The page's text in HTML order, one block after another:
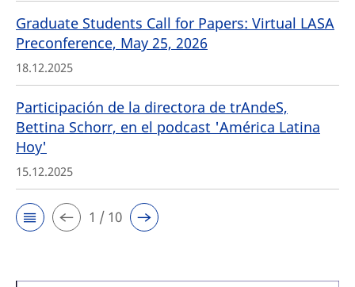
Graduate Students Call for Papers: Virtual LASA
Preconference, May 25, 2026
18.12.2025
Participación de la directora de trAndeS,
Bettina Schorr, en el podcast 'América Latina
Hoy'
15.12.2025
1 / 10